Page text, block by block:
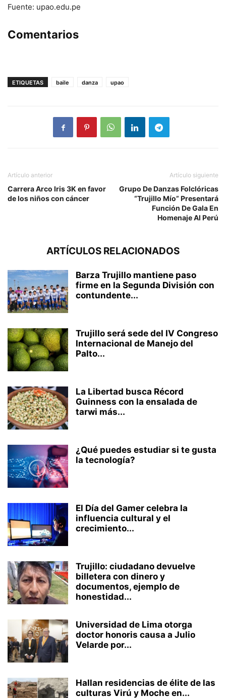
Fuente: upao.edu.pe
Comentarios
ETIQUETAS baile danza upao
Artículo anterior
Carrera Arco Iris 3K en favor
de los niños con cáncer
Artículo siguiente
Grupo De Danzas Folclóricas
“Trujillo Mío” Presentará
Función De Gala En
Homenaje Al Perú
ARTÍCULOS RELACIONADOS
Barza Trujillo mantiene paso
firme en la Segunda División con
contundente...
Trujillo será sede del IV Congreso
Internacional de Manejo del
Palto...
La Libertad busca Récord
Guinness con la ensalada de
tarwi más...
¿Qué puedes estudiar si te gusta
la tecnología?
El Día del Gamer celebra la
influencia cultural y el
crecimiento...
Trujillo: ciudadano devuelve
billetera con dinero y
documentos, ejemplo de
honestidad...
Universidad de Lima otorga
doctor honoris causa a Julio
Velarde por...
Hallan residencias de élite de las
culturas Virú y Moche en...